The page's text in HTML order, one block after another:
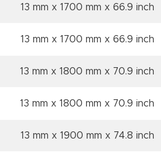
13 mm x 1700 mm x 66.9 inch
13 mm x 1700 mm x 66.9 inch
13 mm x 1800 mm x 70.9 inch
13 mm x 1800 mm x 70.9 inch
13 mm x 1900 mm x 74.8 inch